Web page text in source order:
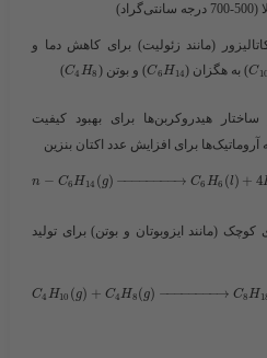
(مانند زئولیت) برای کاهش دما و
C 10 ) به هگزان (​ C6H 14 ​) و بوتن ( C4 H8
)
ساختار هیدروکربن‌ها برای بهبود کیفیت
برای افزایش عدد اکتان بنزین
n − C6H 14 (g) − →
−−−−−−− C6 H6 (l) + 4
(مانند ایزوبوتان و بوتن) برای تولید
C4 H10 (g) + C4H8 (g) − →
−−−−−−− C8H